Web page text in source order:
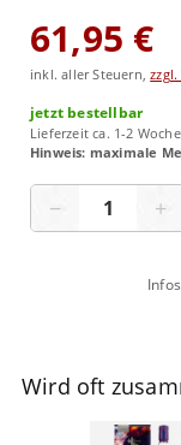
61,95 €
inkl. aller Steuern,
jetzt bestellbar
Lieferzeit ca. 1-2
Hinweis: maximale
− +
Wird oft